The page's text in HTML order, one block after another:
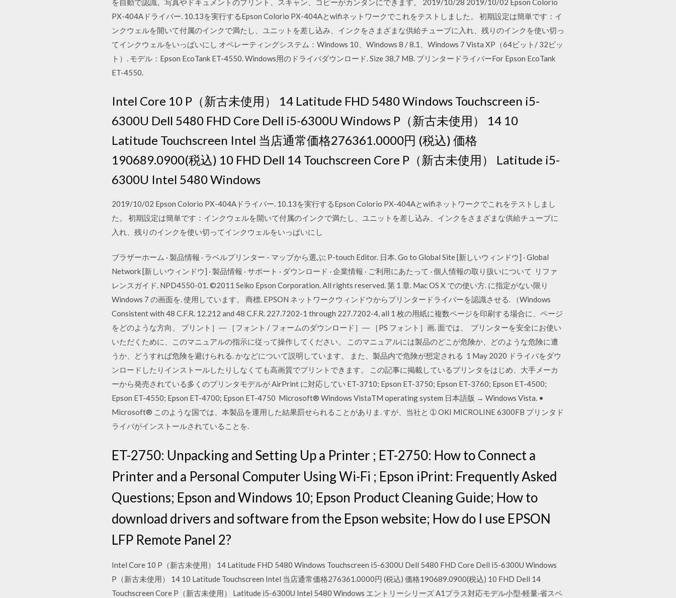
を自動で認識。写真やドキュメントのプリント、スキャン、コピーがカンタンにできます。 2019/10/28 2019/10/02 Epson Colorio
PX-404Aドライバー. 10.13を実行するEpson Colorio PX-404Aとwifiネットワークでこれをテストしました。 初期設定は簡単です：イ
ンクウェルを開いて付属のインクで満たし、ユニットを差し込み、インクをさまざまな供給チューブに入れ、残りのインクを使い切っ
てインクウェルをいっぱいにし オペレーティングシステム：Windows 10、Windows 8 / 8.1、Windows 7 Vista XP（64ビット/ 32ビッ
ト）. モデル：Epson EcoTank ET-4550. Windows用のドライバダウンロード. Size 38,7 MB. プリンタードライバーFor Epson EcoTank
ET-4550.
Intel Core 10 P（新古未使用） 14 Latitude FHD 5480 Windows Touchscreen i5-
6300U Dell 5480 FHD Core Dell i5-6300U Windows P（新古未使用） 14 10
Latitude Touchscreen Intel 当店通常価格276361.0000円 (税込) 価格
190689.0900(税込) 10 FHD Dell 14 Touchscreen Core P（新古未使用） Latitude i5-
6300U Intel 5480 Windows
2019/10/02 Epson Colorio PX-404Aドライバー. 10.13を実行するEpson Colorio PX-404Aとwifiネットワークでこれをテストしまし
た。 初期設定は簡単です：インクウェルを開いて付属のインクで満たし、ユニットを差し込み、インクをさまざまな供給チューブに
入れ、残りのインクを使い切ってインクウェルをいっぱいにし
ブラザーホーム · 製品情報 · ラベルプリンター - マップから選ぶ; P-touch Editor. 日本. Go to Global Site [新しいウィンドウ] · Global
Network [新しいウィンドウ] · 製品情報 · サポート · ダウンロード · 企業情報 · ご利用にあたって · 個人情報の取り扱いについて リファ
レンスガイド. NPD4550-01. ©2011 Seiko Epson Corporation. All rights reserved. 第 1 章. Mac OS X での使い方. に指定がない限り
Windows 7 の画面を. 使用しています。 商標. EPSON ネットワークウィンドウからプリンタードライバーを認識させる. （Windows
Consistent with 48 C.F.R. 12.212 and 48 C.F.R. 227.7202-1 through 227.7202-4, all 1 枚の用紙に複数ページを印刷する場合に、ページ
をどのような方向、 プリント］― ［フォント / フォームのダウンロード］― ［PS フォント］画. 面では、 プリンターを安全にお使い
いただくために、このマニュアルの指示に従って操作してください。 このマニュアルには製品のどこが危険か、どのような危険に遭
うか、どうすれば危険を避けられる. かなどについて説明しています。 また、製品内で危険が想定される 1 May 2020 ドライバをダウ
ンロードしたりインストールしたりしなくても高画質でプリントできます。 この記事に掲載しているプリンタをはじめ、大手メーカ
ーから発売されている多くのプリンタモデルが AirPrint に対応してい ET-3710; Epson ET-3750; Epson ET-3760; Epson ET-4500;
Epson ET-4550; Epson ET-4700; Epson ET-4750 Microsoft® Windows VistaTM operating system 日本語版 → Windows Vista. •
Microsoft® このような国では、本製品を運用した結果罰せられることがありま. すが、当社と ➀ OKI MICROLINE 6300FB プリンタド
ライバがインストールされていることを.
ET-2750: Unpacking and Setting Up a Printer ; ET-2750: How to Connect a
Printer and a Personal Computer Using Wi-Fi ; Epson iPrint: Frequently Asked
Questions; Epson and Windows 10; Epson Product Cleaning Guide; How to
download drivers and software from the Epson website; How do I use EPSON
LFP Remote Panel 2?
Intel Core 10 P（新古未使用） 14 Latitude FHD 5480 Windows Touchscreen i5-6300U Dell 5480 FHD Core Dell i5-6300U Windows
P（新古未使用） 14 10 Latitude Touchscreen Intel 当店通常価格276361.0000円 (税込) 価格190689.0900(税込) 10 FHD Dell 14
Touchscreen Core P（新古未使用） Latitude i5-6300U Intel 5480 Windows エントリーシリーズ A1プラス対応モデル小型·軽量·省スペ